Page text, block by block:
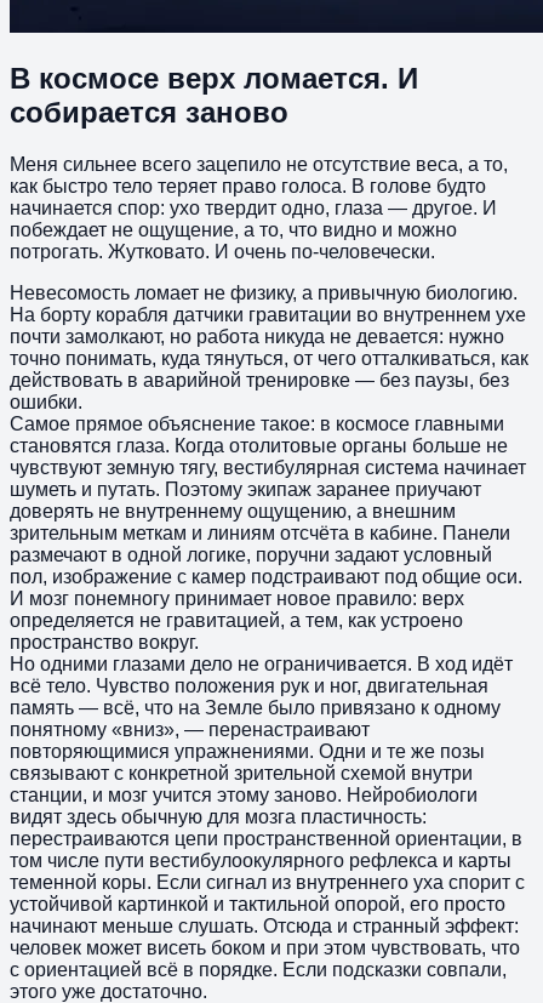
В космосе верх ломается. И
собирается заново
Меня сильнее всего зацепило не отсутствие веса, а то,
как быстро тело теряет право голоса. В голове будто
начинается спор: ухо твердит одно, глаза — другое. И
побеждает не ощущение, а то, что видно и можно
потрогать. Жутковато. И очень по-человечески.
Невесомость ломает не физику, а привычную биологию.
На борту корабля датчики гравитации во внутреннем ухе
почти замолкают, но работа никуда не девается: нужно
точно понимать, куда тянуться, от чего отталкиваться, как
действовать в аварийной тренировке — без паузы, без
ошибки.
Самое прямое объяснение такое: в космосе главными
становятся глаза. Когда отолитовые органы больше не
чувствуют земную тягу, вестибулярная система начинает
шуметь и путать. Поэтому экипаж заранее приучают
доверять не внутреннему ощущению, а внешним
зрительным меткам и линиям отсчёта в кабине. Панели
размечают в одной логике, поручни задают условный
пол, изображение с камер подстраивают под общие оси.
И мозг понемногу принимает новое правило: верх
определяется не гравитацией, а тем, как устроено
пространство вокруг.
Но одними глазами дело не ограничивается. В ход идёт
всё тело. Чувство положения рук и ног, двигательная
память — всё, что на Земле было привязано к одному
понятному «вниз», — перенастраивают
повторяющимися упражнениями. Одни и те же позы
связывают с конкретной зрительной схемой внутри
станции, и мозг учится этому заново. Нейробиологи
видят здесь обычную для мозга пластичность:
перестраиваются цепи пространственной ориентации, в
том числе пути вестибулоокулярного рефлекса и карты
теменной коры. Если сигнал из внутреннего уха спорит с
устойчивой картинкой и тактильной опорой, его просто
начинают меньше слушать. Отсюда и странный эффект:
человек может висеть боком и при этом чувствовать, что
с ориентацией всё в порядке. Если подсказки совпали,
этого уже достаточно.